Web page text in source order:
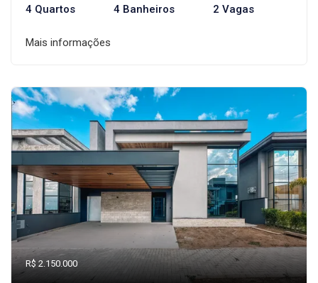
4 Quartos 4 Banheiros 2 Vagas
Mais informações
R$ 2.150.000